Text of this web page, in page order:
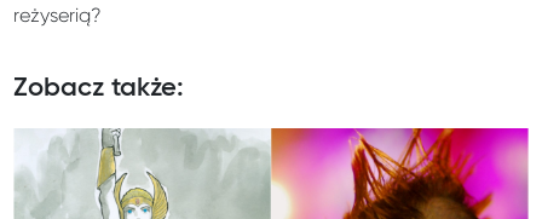
reżyserią?
Zobacz także: